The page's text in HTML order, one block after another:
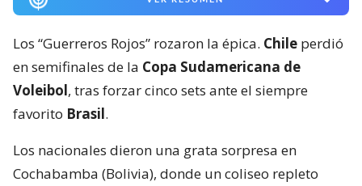
Los “Guerreros Rojos” rozaron la épica. Chile perdió
en semifinales de la Copa Sudamericana de
Voleibol, tras forzar cinco sets ante el siempre
favorito Brasil.
Los nacionales dieron una grata sorpresa en
Cochabamba (Bolivia), donde un coliseo repleto